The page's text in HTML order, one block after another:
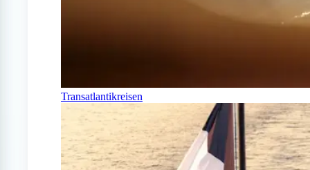
Transatlantikreisen